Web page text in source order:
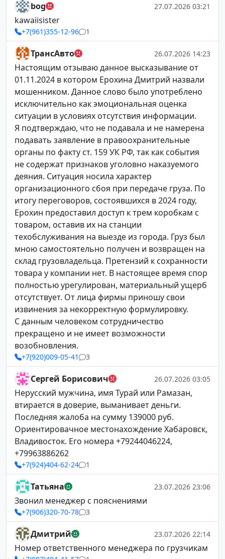
bog 27.07.2026 03:21
kawaiisister
+7(961)355-12-96 1
ТрансАвто 26.07.2026 14:23
Настоящим отзываю данное высказывание от
01.11.2024 в котором Ерохина Дмитрий назвали
мошенником. Данное слово было употреблено
исключительно как эмоциональная оценка
ситуации в условиях отсутствия информации.
Я подтверждаю, что не подавала и не намерена
подавать заявление в правоохранительные
органы по факту ст. 159 УК РФ, так как события
не содержат признаков уголовно наказуемого
деяния. Ситуация носила характер
организационного сбоя при передаче груза. По
итогу переговоров, состоявшихся в 2024 году,
Ерохин предоставил доступ к трем коробкам с
товаром, оставив их на станции
техобслуживания на выезде из города. Груз был
мною самостоятельно получен и возвращен на
склад грузовладельца. Претензий к сохранности
товара у компании нет. В настоящее время спор
полностью урегулирован, материальный ущерб
отсутствует. От лица фирмы приношу свои
извинения за некорректную формулировку.
С данным человеком сотрудничество
прекращено и не имеет возможности
возобновления.
+7(920)009-05-41 3
Сергей Борисович 26.07.2026 03:05
Нерусский мужчина, имя Турай или Рамазан,
втирается в доверие, выманивает деньги.
Последняя жалоба на сумму 139000 руб.
Ориентировачное местонахождение Хабаровск,
Владивосток. Его номера +79244046224,
+79963886262
+7(924)404-62-24 1
Татьяна 23.07.2026 23:06
Звонил менеджер с пояснениями
+7(906)320-70-78 3
Дмитрий 23.07.2026 22:14
Номер ответственного менеджера по грузчикам